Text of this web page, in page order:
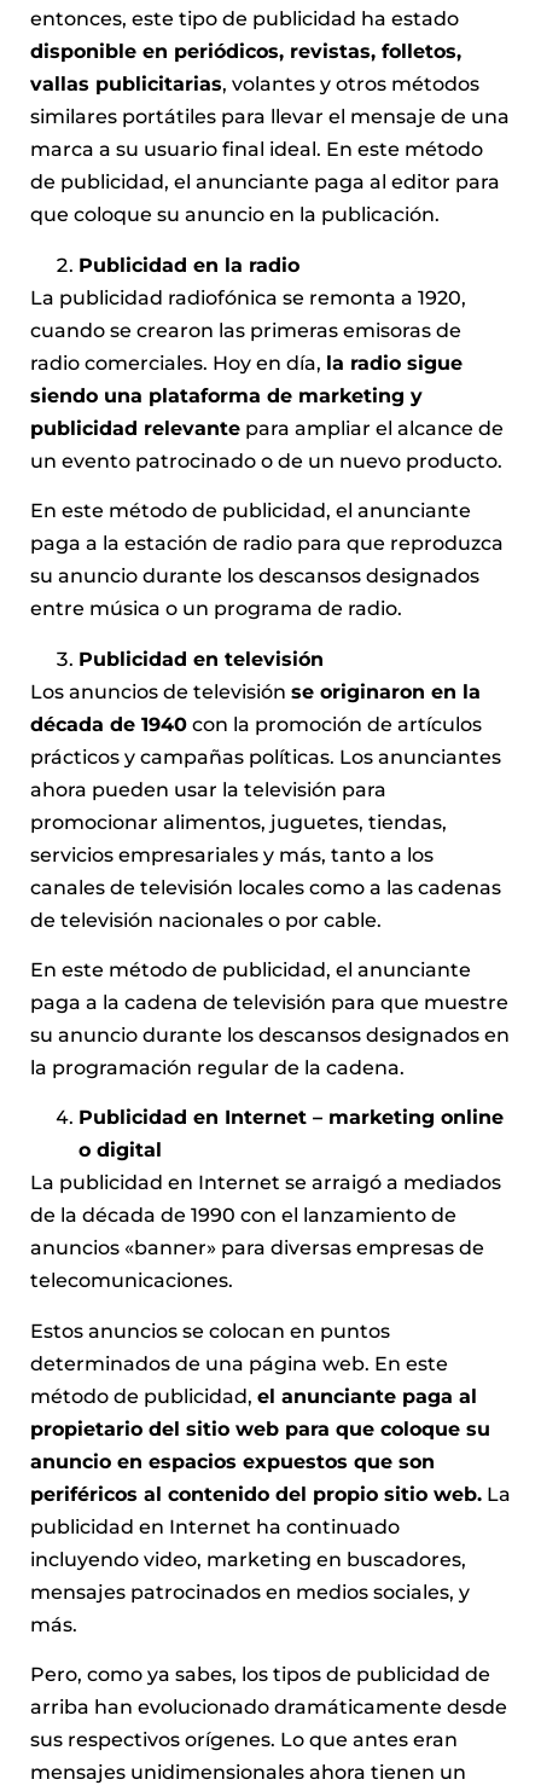
entonces, este tipo de publicidad ha estado
disponible en periódicos, revistas, folletos,
vallas publicitarias, volantes y otros métodos
similares portátiles para llevar el mensaje de una
marca a su usuario final ideal. En este método
de publicidad, el anunciante paga al editor para
que coloque su anuncio en la publicación.
Publicidad en la radio
La publicidad radiofónica se remonta a 1920,
cuando se crearon las primeras emisoras de
radio comerciales. Hoy en día, la radio sigue
siendo una plataforma de marketing y
publicidad relevante para ampliar el alcance de
un evento patrocinado o de un nuevo producto.
En este método de publicidad, el anunciante
paga a la estación de radio para que reproduzca
su anuncio durante los descansos designados
entre música o un programa de radio.
Publicidad en televisión
Los anuncios de televisión se originaron en la
década de 1940 con la promoción de artículos
prácticos y campañas políticas. Los anunciantes
ahora pueden usar la televisión para
promocionar alimentos, juguetes, tiendas,
servicios empresariales y más, tanto a los
canales de televisión locales como a las cadenas
de televisión nacionales o por cable.
En este método de publicidad, el anunciante
paga a la cadena de televisión para que muestre
su anuncio durante los descansos designados en
la programación regular de la cadena.
Publicidad en Internet – marketing online
o digital
La publicidad en Internet se arraigó a mediados
de la década de 1990 con el lanzamiento de
anuncios «banner» para diversas empresas de
telecomunicaciones.
Estos anuncios se colocan en puntos
determinados de una página web. En este
método de publicidad, el anunciante paga al
propietario del sitio web para que coloque su
anuncio en espacios expuestos que son
periféricos al contenido del propio sitio web. La
publicidad en Internet ha continuado
incluyendo video, marketing en buscadores,
mensajes patrocinados en medios sociales, y
más.
Pero, como ya sabes, los tipos de publicidad de
arriba han evolucionado dramáticamente desde
sus respectivos orígenes. Lo que antes eran
mensajes unidimensionales ahora tienen un